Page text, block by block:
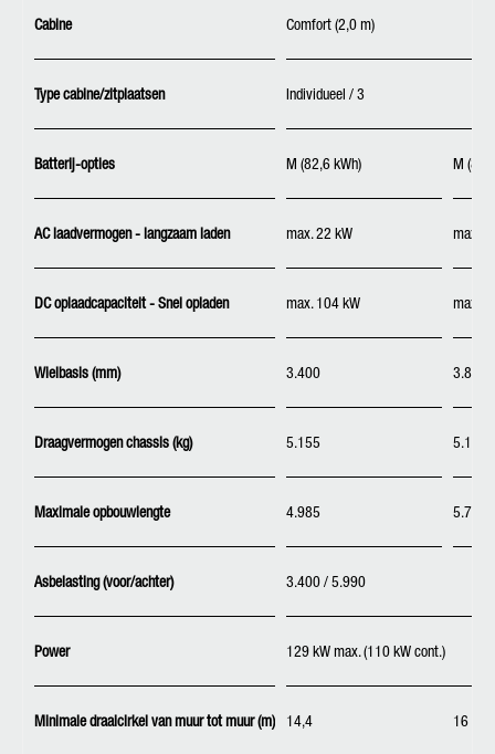
Cabine Comfort (2,0 m)
Type cabine/zitplaatsen Individueel / 3
Batterij-opties M (82,6 kWh) M
AC laadvermogen - langzaam laden max. 22 kW max.
DC oplaadcapaciteit - Snel opladen max. 104 kW max.
Wielbasis (mm) 3.400 3.850
Draagvermogen chassis (kg) 5.155 5.100
Maximale opbouwlengte 4.985 5.728
Asbelasting (voor/achter) 3.400 / 5.990
Power 129 kW max. (110 kW cont.)
Minimale draaicirkel van muur tot muur (m) 14,4 16